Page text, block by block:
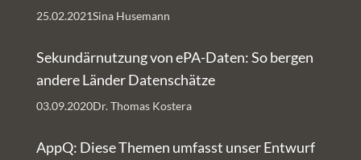
Sina Husemann
25.02.2021
Sekundärnutzung von ePA-Daten: So bergen
andere Länder Datenschätze
Dr. Thomas Kostera
03.09.2020
AppQ: Diese Themen umfasst unser Entwurf